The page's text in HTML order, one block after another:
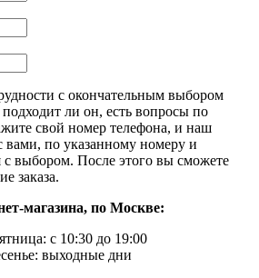
с окончательным выбором
ли он, есть вопросы по
свой номер телефона, и наш
вами, по указанному номеру и
с выбором. После этого вы сможете
заказа.
магазина, по Москве:
с 10:30 до 19:00
выходные дни